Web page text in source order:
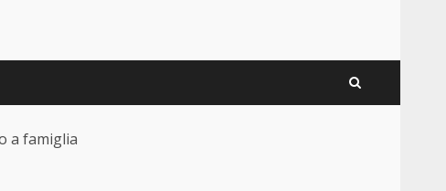
a famiglia